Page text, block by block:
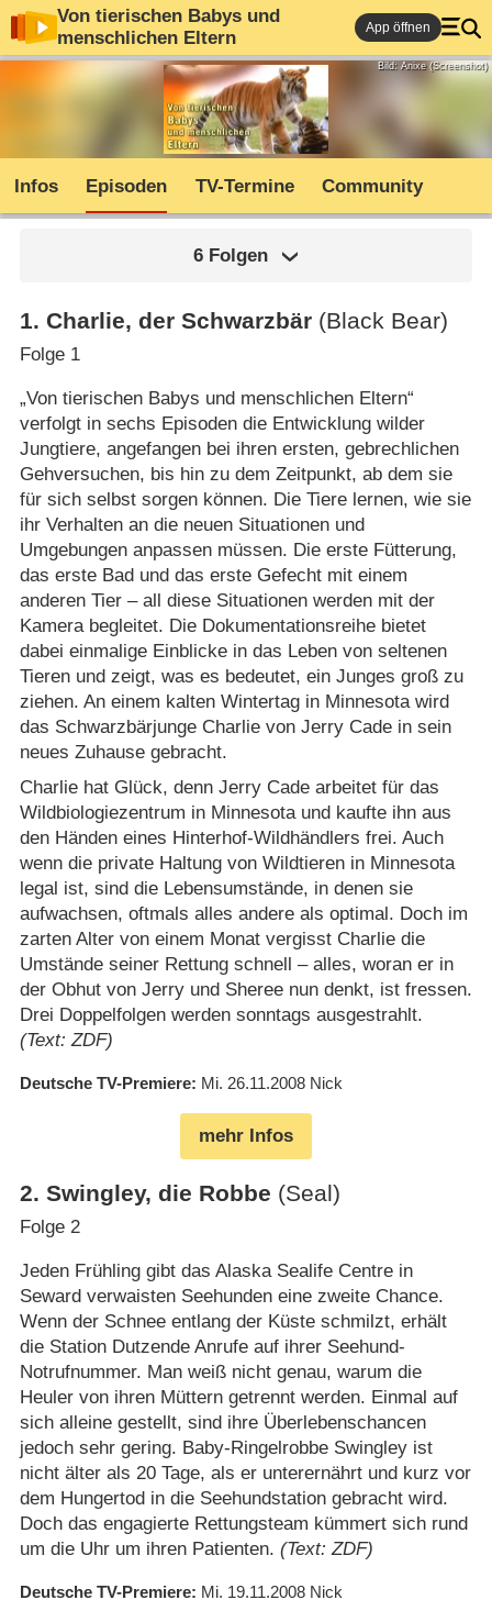
Von tierischen Babys und
menschlichen Eltern
App öffnen
Bild: Anixe (Screenshot)
Infos Episoden TV-Termine Community
6 Folgen
1. Charlie, der Schwarzbär (Black Bear)
Folge 1
„Von tierischen Babys und menschlichen Eltern“
verfolgt in sechs Episoden die Entwicklung wilder
Jungtiere, angefangen bei ihren ersten, gebrechlichen
Gehversuchen, bis hin zu dem Zeitpunkt, ab dem sie
für sich selbst sorgen können. Die Tiere lernen, wie sie
ihr Verhalten an die neuen Situationen und
Umgebungen anpassen müssen. Die erste Fütterung,
das erste Bad und das erste Gefecht mit einem
anderen Tier – all diese Situationen werden mit der
Kamera begleitet. Die Dokumentationsreihe bietet
dabei einmalige Einblicke in das Leben von seltenen
Tieren und zeigt, was es bedeutet, ein Junges groß zu
ziehen. An einem kalten Wintertag in Minnesota wird
das Schwarzbärjunge Charlie von Jerry Cade in sein
neues Zuhause gebracht.
Charlie hat Glück, denn Jerry Cade arbeitet für das
Wildbiologiezentrum in Minnesota und kaufte ihn aus
den Händen eines Hinterhof-Wildhändlers frei. Auch
wenn die private Haltung von Wildtieren in Minnesota
legal ist, sind die Lebensumstände, in denen sie
aufwachsen, oftmals alles andere als optimal. Doch im
zarten Alter von einem Monat vergisst Charlie die
Umstände seiner Rettung schnell – alles, woran er in
der Obhut von Jerry und Sheree nun denkt, ist fressen.
Drei Doppelfolgen werden sonntags ausgestrahlt.
(Text: ZDF)
Deutsche TV-Premiere Mi. 26.11.2008 Nick
mehr Infos
2. Swingley, die Robbe (Seal)
Folge 2
Jeden Frühling gibt das Alaska Sealife Centre in
Seward verwaisten Seehunden eine zweite Chance.
Wenn der Schnee entlang der Küste schmilzt, erhält
die Station Dutzende Anrufe auf ihrer Seehund-
Notrufnummer. Man weiß nicht genau, warum die
Heuler von ihren Müttern getrennt werden. Einmal auf
sich alleine gestellt, sind ihre Überlebenschancen
jedoch sehr gering. Baby-Ringelrobbe Swingley ist
nicht älter als 20 Tage, als er unterernährt und kurz vor
dem Hungertod in die Seehundstation gebracht wird.
Doch das engagierte Rettungsteam kümmert sich rund
um die Uhr um ihren Patienten. (Text: ZDF)
Deutsche TV-Premiere Mi. 19.11.2008 Nick